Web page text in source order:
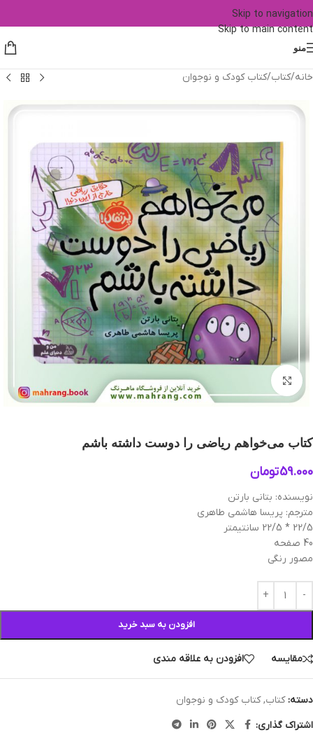
Skip to navigation
Skip to main content
منو
خانه/کتاب/کتاب کودک و نوجوان
بزرگنمایی تصویر
کتاب می‌خواهم ریاضی را دوست داشته باشم
59.000تومان
نویسنده: بتانی بارتن
مترجم: پریسا هاشمی طاهری
22/5 * 22/5 سانتیمتر
40 صفحه
مصور رنگی
افزودن به سبد خرید
مقایسه افزودن به علاقه مندی
دسته: کتاب, کتاب کودک و نوجوان
اشتراک گذاری: